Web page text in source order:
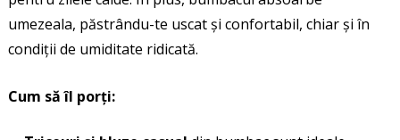
umezeala, păstrându-te uscat și confortabil, chiar și în
condiții de umiditate ridicată.
Cum să îl porți: